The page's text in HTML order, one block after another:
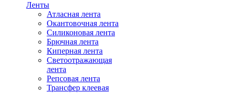
Ленты
Атласная лента
Окантовочная лента
Силиконовая лента
Брючная лента
Киперная лента
Светоотражающая
лента
Репсовая лента
Трансфер клеевая